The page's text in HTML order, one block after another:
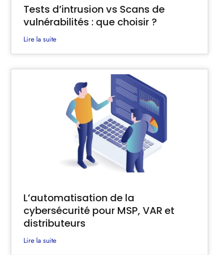
Tests d’intrusion vs Scans de
vulnérabilités : que choisir ?
Lire la suite
L’automatisation de la
cybersécurité pour MSP, VAR et
distributeurs
Lire la suite